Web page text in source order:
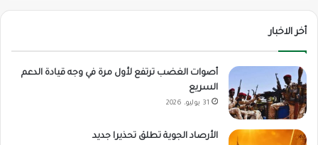
أخر الاخبار
أصوات الغضب ترتفع لأول مرة في وجه قيادة الدعم
السريع
31 يوليو، 2026
الأرصاد الجوية تطلق تحذيرا جديد